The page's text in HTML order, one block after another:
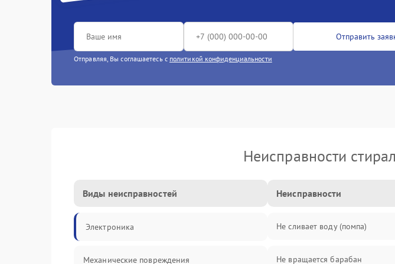
Отправить
Отправляя, Вы соглашаетесь с политикой конфиденциальности
Неисправности
Виды неисправностей
Электроника
Механические повреждения
Неисправности
Не сливает воду (помпа)
Не вращается барабан